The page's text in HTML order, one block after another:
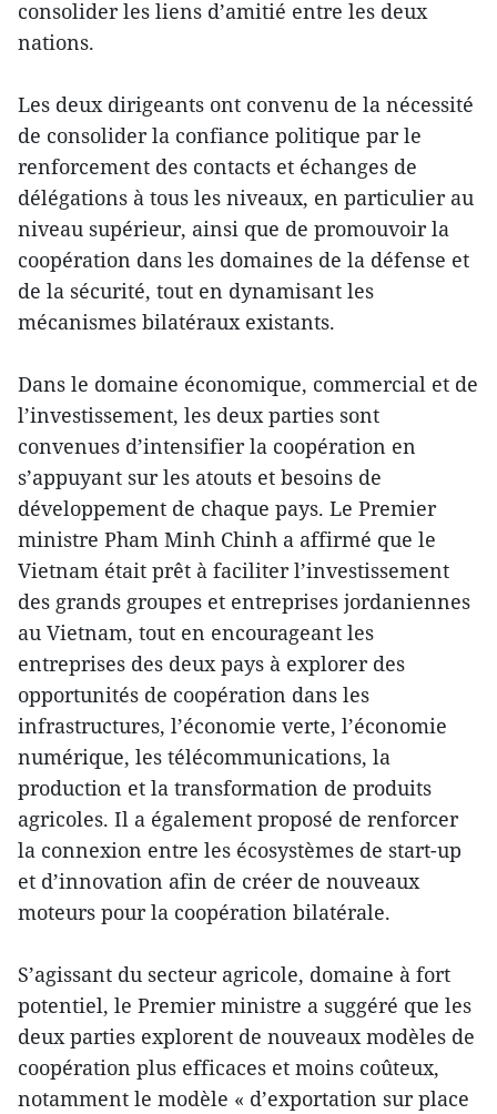
consolider les liens d’amitié entre les deux
nations.
Les deux dirigeants ont convenu de la nécessité
de consolider la confiance politique par le
renforcement des contacts et échanges de
délégations à tous les niveaux, en particulier au
niveau supérieur, ainsi que de promouvoir la
coopération dans les domaines de la défense et
de la sécurité, tout en dynamisant les
mécanismes bilatéraux existants.
Dans le domaine économique, commercial et de
l’investissement, les deux parties sont
convenues d’intensifier la coopération en
s’appuyant sur les atouts et besoins de
développement de chaque pays. Le Premier
ministre Pham Minh Chinh a affirmé que le
Vietnam était prêt à faciliter l’investissement
des grands groupes et entreprises jordaniennes
au Vietnam, tout en encourageant les
entreprises des deux pays à explorer des
opportunités de coopération dans les
infrastructures, l’économie verte, l’économie
numérique, les télécommunications, la
production et la transformation de produits
agricoles. Il a également proposé de renforcer
la connexion entre les écosystèmes de start-up
et d’innovation afin de créer de nouveaux
moteurs pour la coopération bilatérale.
S’agissant du secteur agricole, domaine à fort
potentiel, le Premier ministre a suggéré que les
deux parties explorent de nouveaux modèles de
coopération plus efficaces et moins coûteux,
notamment le modèle « d’exportation sur place